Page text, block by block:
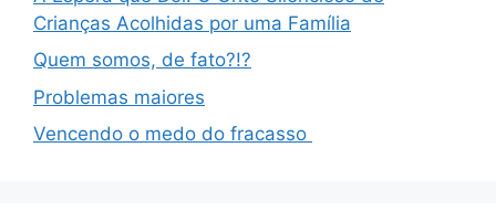
Crianças Acolhidas por uma Família
Quem somos, de fato?!?
Problemas maiores
Vencendo o medo do fracasso